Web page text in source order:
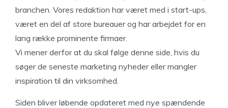
branchen. Vores redaktion har været med i start-ups,
været en del af store bureauer og har arbejdet for en
lang række prominente firmaer.
Vi mener derfor at du skal følge denne side, hvis du
søger de seneste marketing nyheder eller mangler
inspiration til din virksomhed.
Siden bliver løbende opdateret med nye spændende